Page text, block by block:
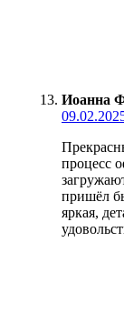
Иоанна
процесс
пришёл
яркая,